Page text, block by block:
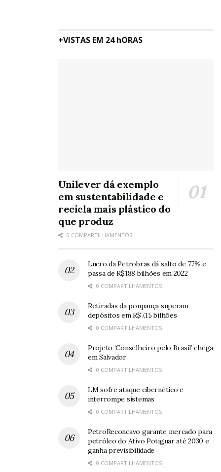
+VISTAS EM 24 hORAS
Unilever dá exemplo
em sustentabilidade e
recicla mais plástico do
que produz
0 COMPARTILHAMENTOS
Lucro da Petrobras dá salto de 77% e
passa de R$188 bilhões em 2022
0 COMPARTILHAMENTOS
Retiradas da poupança superam
depósitos em R$7,15 bilhões
0 COMPARTILHAMENTOS
Projeto ‘Conselheiro pelo Brasil’ chega
em Salvador
0 COMPARTILHAMENTOS
LM sofre ataque cibernético e
interrompe sistemas
0 COMPARTILHAMENTOS
PetroReconcavo garante mercado para
petróleo do Ativo Potiguar até 2030 e
ganha previsibilidade
0 COMPARTILHAMENTOS